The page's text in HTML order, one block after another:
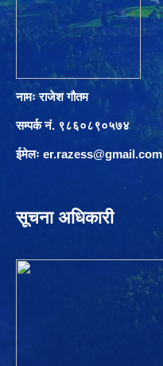
नामः राजेश गौतम
सम्पर्क नं. ९८६०८९०५७४
ईमेलः er.razess@gmail.com
सूचना अधिकारी